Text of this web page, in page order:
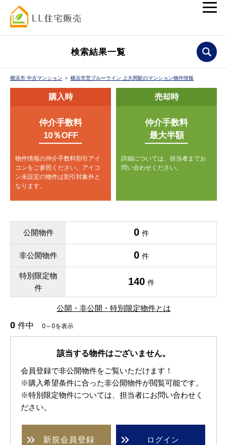
検索結果一覧
横浜市 中古マンション ＞ 横浜市営ブルーライン 上大岡駅のマンション物件情報
購入時
仲介手数料
10％OFF
物件情報の仲介手数料割引アイ
コンをご参照ください。 アイコ
ン未設定の物件は割引対象外と
なります。
売却時
仲介手数料
最大半額
詳細については、担当者までお
問い合わせください。
公開物件 0 件
非公開物件 0 件
特別限定物
件
140 件
公開・非公開・特別限定物件とは
0 件中 0～0を表示
該当する物件はございません。
会員登録で非公開物件をご覧いただけます！
※購入希望条件に合った非公開物件が閲覧可能です。
※特別限定物件については、担当者にお問い合わせく
ださい。
新規会員登録 ログイン